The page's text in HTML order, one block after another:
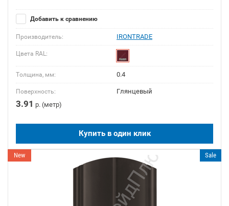
Добавить к сравнению
Производитель: IRONTRADE
Цвета RAL:
Толщина, мм: 0.4
Поверхность: Глянцевый
3.91 р. (метр)
Купить в один клик
New Sale